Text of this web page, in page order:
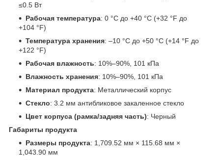
≤0.5 Вт
Рабочая температура: 0 °C до +40 °C (+32 °F до
+104 °F)
Температура хранения: –10 °C до +50 °C (+14 °F до
+122 °F)
Рабочая влажность: 10%–90%, 101 кПа
Влажность хранения: 10%–90%, 101 кПа
Материал продукта: Металлический корпус
Стекло: 3.2 мм антибликовое закаленное стекло
Цвет корпуса (рамка/задняя часть): Черный
Габариты продукта
Размеры продукта: 1,709.52 мм × 115.68 мм ×
1,043.90 мм